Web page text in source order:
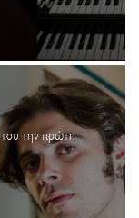
την πρώτη